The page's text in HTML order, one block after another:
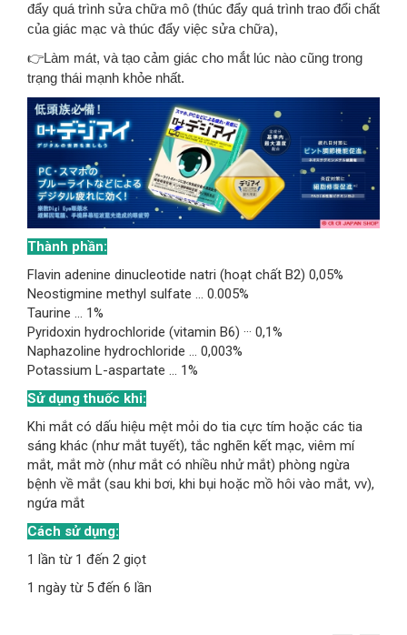
đẩy quá trình sửa chữa mô (thúc đẩy quá trình trao đổi chất
của giác mạc và thúc đẩy việc sửa chữa),
👉Làm mát, và tạo cảm giác cho mắt lúc nào cũng trong
trạng thái mạnh khỏe nhất.
Thành phần:
Flavin adenine dinucleotide natri (hoạt chất B2) 0,05%
Neostigmine methyl sulfate ... 0.005%
Taurine ... 1%
Pyridoxin hydrochloride (vitamin B6) ··· 0,1%
Naphazoline hydrochloride ... 0,003%
Potassium L-aspartate ... 1%
Sử dụng thuốc khi:
Khi mắt có dấu hiệu mệt mỏi do tia cực tím hoặc các tia
sáng khác (như mắt tuyết), tắc nghẽn kết mạc, viêm mí
mắt, mắt mờ (như mắt có nhiều nhử mắt) phòng ngừa
bệnh về mắt (sau khi bơi, khi bụi hoặc mồ hôi vào mắt, vv),
ngứa mắt
Cách sử dụng:
1 lần từ 1 đến 2 giọt
1 ngày từ 5 đến 6 lần